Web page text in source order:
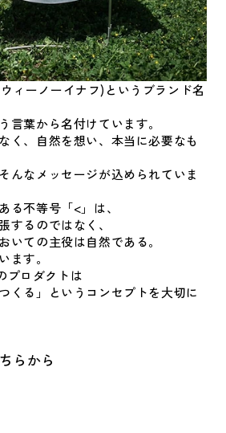
ィーノーイナフ)というブランド名
言葉から名付けています。
く、自然を想い、本当に必要なも
んなメッセージが込められていま
る不等号「<」は、
するのではなく、
いての主役は自然である。
ます。
プロダクトは
くる」というコンセプトを大切に
らから